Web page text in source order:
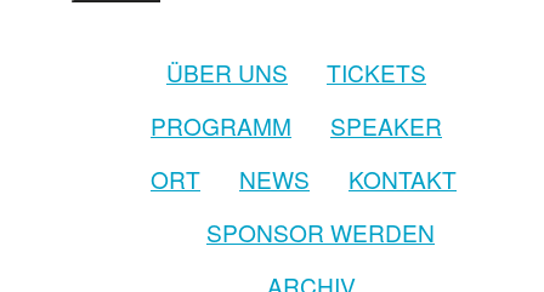
ÜBER UNS
TICKETS
PROGRAMM
SPEAKER
ORT
NEWS
KONTAKT
SPONSOR WERDEN